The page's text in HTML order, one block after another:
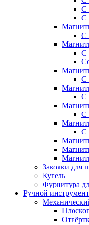
С
С
С
С
С
С
С
С
Заколки для
Кугель
Фурнитура
Ручной инструмент